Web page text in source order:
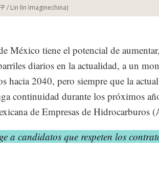
/ Lin lin Imaginechina)
México tiene el potencial de
diarios en la actualidad, a un
hacia 2040, pero siempre que la
continuidad durante los próximos
de Empresas de Hidrocarburos
a candidatos que respeten los